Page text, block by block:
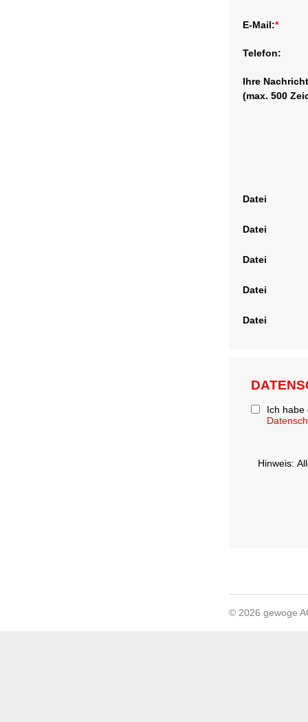
E-Mail:*
Telefon:
Ihre Nachricht
(max. 500
Datei
Datei
Datei
Datei
Datei
Ich habe
Hinweis:
© 2026 gewoge